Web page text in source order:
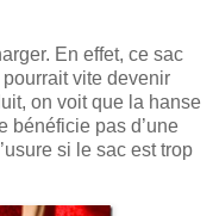
En effet, ce sac
vite devenir
on voit que la hanse
bénéficie pas d’une
si le sac est trop